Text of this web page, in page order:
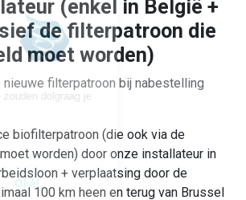
(enkel in België +
de filterpatroon die
moet worden)
nieuwe filterpatroon bij nabestelling
biofilterpatroon (die ook via de
worden) door onze installateur in
+ verplaatsing door de
100 km heen en terug van Brussel